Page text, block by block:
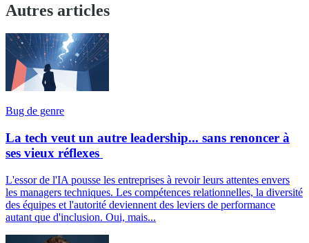
Autres articles
Bug de genre
La tech veut un autre leadership... sans renoncer à
ses vieux réflexes
L'essor de l'IA pousse les entreprises à revoir leurs attentes envers
les managers techniques. Les compétences relationnelles, la diversité
des équipes et l'autorité deviennent des leviers de performance
autant que d'inclusion. Oui, mais...